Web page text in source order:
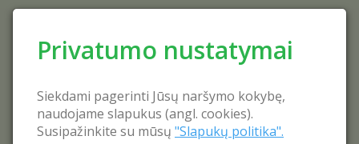
Privatumo nustatymai
Siekdami pagerinti Jūsų naršymo kokybę,
naudojame slapukus (angl. cookies).
Susipažinkite su mūsų "Slapukų politika".